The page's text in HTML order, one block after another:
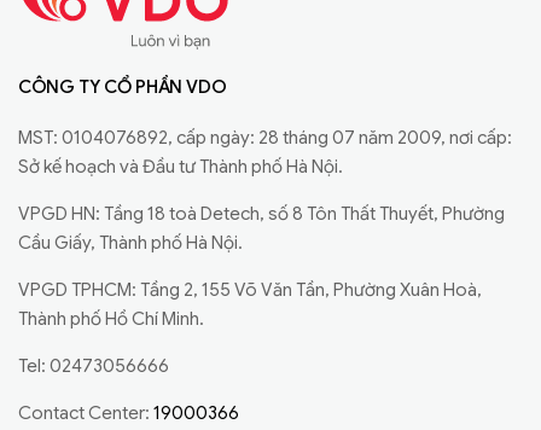
CÔNG TY CỔ PHẦN VDO
MST: 0104076892, cấp ngày: 28 tháng 07 năm 2009, nơi cấp:
Sở kế hoạch và Đầu tư Thành phố Hà Nội.
VPGD HN: Tầng 18 toà Detech, số 8 Tôn Thất Thuyết, Phường
Cầu Giấy, Thành phố Hà Nội.
VPGD TPHCM: Tầng 2, 155 Võ Văn Tần, Phường Xuân Hoà,
Thành phố Hồ Chí Minh.
Tel: 02473056666
Contact Center: 19000366